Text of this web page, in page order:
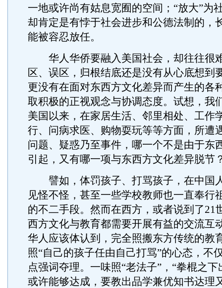
一地或许尚有姑息宽囿的空间；“放大”为
却肯定是有悖于社会进步和公德法制的，
能被容忍放任。
华人华侨要融入美国社会，却往往很
区、误区，归根结底还是没有从心底想到
更没有在面对东西方文化差异而产生的各
取积极的正视观念与协调态度。试想，我
美国以来，在家居生活、邻里相处、工作
行、问病求医、购物耍玩等等方面，所遭
问题、疑惑乃至事件，哪一个不是由于东
引起，又有哪一项与东西方文化差异脱节
譬如，体罚孩子、打骂孩子，在中国
见怪不怪，甚至一些学校教师也一直奉行
的不二手段。然而在西方，或者说到了21
西方文化与教育都需要开展有益的交流互
华人应该体认到，完全照搬东方传统的教
照“自己的孩子任由自己打骂”的心态，不
点强词夺理。一味照“老法子”，“拳棍之下
或许能够达成，要教出品学兼优知书达理